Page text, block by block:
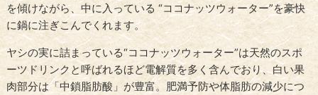
を傾けながら、中に入っている “ココナッツウォーター”を豪快
に鍋に注ぎこんでくれます。
ヤシの実に詰まっている“ココナッツウォーター”は天然のスポ
ーツドリンクと呼ばれるほど電解質を多く含んでおり、白い果
肉部分は「中鎖脂肪酸」が豊富。肥満予防や体脂肪の減少につ